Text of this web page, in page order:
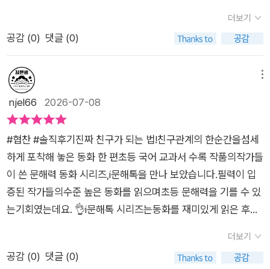
미롭게 담겨 있답니다.아이에게 만약 제나처럼 약속이 겹친다면
어떻게 할거야? 하고 물으니, 자신은 시간을 조절해서 두 약속을
요. 책을 읽고 워크북까지 마치니 매우 뿌듯해했답니다^^[출판사
로부터 도서 협찬을 받았고 본인의 주관적인 견해에 의하여 작성
함]
더보기
공감 (0) 댓글 (0)
njel66 2026-07-08
#협찬 #솔직후기진짜 친구가 되는 법!친구관계의 한순간을섬세
하게 포착해 놓은 동화 한 편초등 국어 교과서 수록 작품의작가들
이 쓴 문해력 동화 시리즈,i문해톡을 만나 보았습니다.필력이 입
증된 작가들의수준 높은 동화를 읽으며초등 문해력을 기를 수 있
는기회였는데요. 👌i문해톡 시리즈는동화를 재미있게 읽은 후에
을 점검하고 완성시키는콘셉트랍니다.저희는 황선미 작가님의
《이해한다고 괜찮은 건 아니야》를읽어 보았습니다.섬세한 눈으
더보기
공감 (0) 댓글 (0)